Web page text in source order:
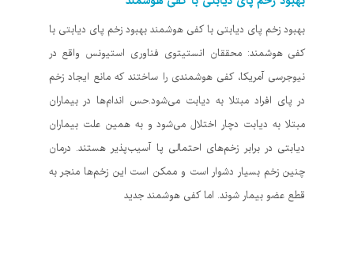
بهبود زخم پای دیابتی با کفی هوشمند بهبود زخم پای دیابتی با
کفی هوشمند: محققان انستیتوی فناوری استیونس واقع در
نیوجرسی آمریکا، کفی هوشمندی را ساختند که مانع ایجاد زخم
در پای افراد مبتلا به دیابت می‌شود.حس اندام‌ها در بیماران
مبتلا به دیابت دچار اختلال می‌شود و به همین علت بیماران
دیابتی در برابر زخم‌های احتمالی پا آسیب‌پذیر هستند. درمان
چنین زخم‌ بسیار دشوار است و ممکن است این زخم‌ها منجر به
قطع عضو بیمار شوند. اما کفی هوشمند جدید